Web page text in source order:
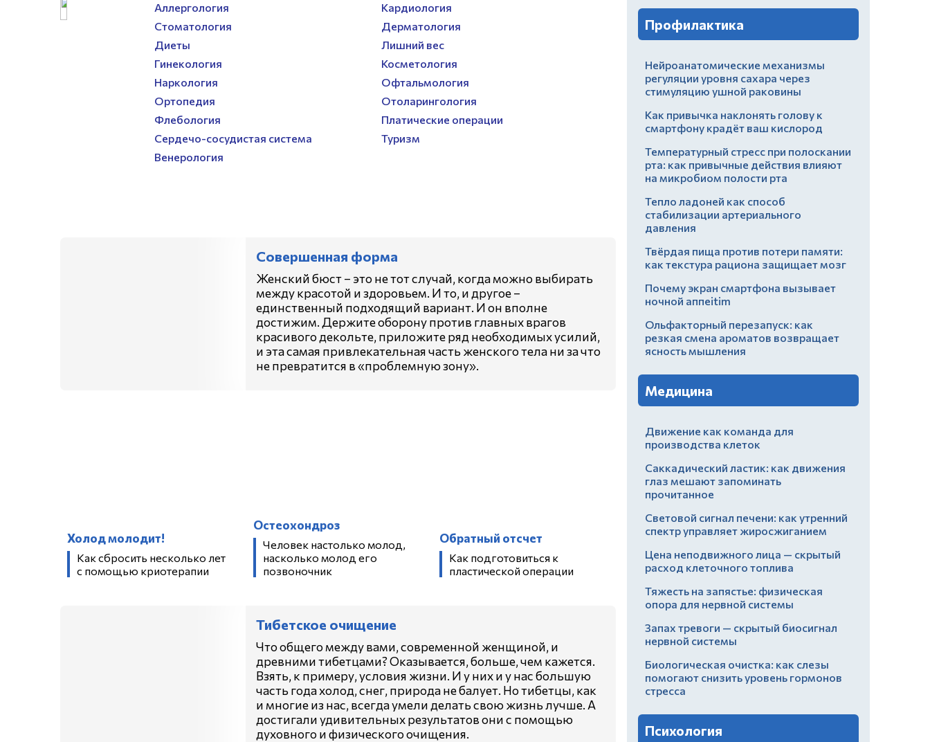
Аллергология
Кардиология
Стоматология
Дерматология
Диеты
Лишний вес
Гинекология
Косметология
Наркология
Офтальмология
Ортопедия
Отоларингология
Флебология
Платические операции
Сердечо-сосудистая система
Туризм
Венерология
Совершенная форма
Женский бюст – это не тот случай, когда можно выбирать
между красотой и здоровьем. И то, и другое –
единственный подходящий вариант. И он вполне
достижим. Держите оборону против главных врагов
красивого декольте, приложите ряд необходимых усилий,
и эта самая привлекательная часть женского тела ни за что
не превратится в «проблемную зону».
Холод молодит!
Как сбросить несколько лет
с помощью криотерапии
Остеохондроз
Человек настолько молод,
насколько молод его
позвоночник
Обратный отсчет
Как подготовиться к
пластической операции
Тибетское очищение
Что общего между вами, современной женщиной, и
древними тибетцами? Оказывается, больше, чем кажется.
Взять, к примеру, условия жизни. И у них и у нас большую
часть года холод, снег, природа не балует. Но тибетцы, как
и многие из нас, всегда умели делать свою жизнь лучше. А
достигали удивительных результатов они с помощью
духовного и физического очищения.
Профилактика
Нейроанатомические механизмы
регуляции уровня сахара через
стимуляцию ушной раковины
Как привычка наклонять голову к
смартфону крадёт ваш кислород
Температурный стресс при полоскании
рта: как привычные действия влияют
на микробиом полости рта
Тепло ладоней как способ
стабилизации артериального
давления
Твёрдая пища против потери памяти:
как текстура рациона защищает мозг
Почему экран смартфона вызывает
ночной аппеitim
Ольфакторный перезапуск: как
резкая смена ароматов возвращает
ясность мышления
Медицина
Движение как команда для
производства клеток
Саккадический ластик: как движения
глаз мешают запоминать
прочитанное
Световой сигнал печени: как утренний
спектр управляет жиросжиганием
Цена неподвижного лица — скрытый
расход клеточного топлива
Тяжесть на запястье: физическая
опора для нервной системы
Запах тревоги — скрытый биосигнал
нервной системы
Биологическая очистка: как слезы
помогают снизить уровень гормонов
стресса
Психология